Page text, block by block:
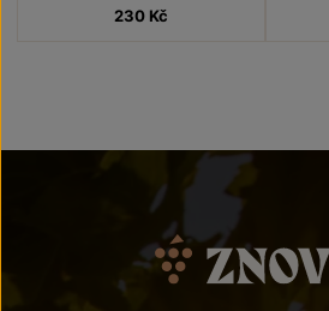
230 Kč